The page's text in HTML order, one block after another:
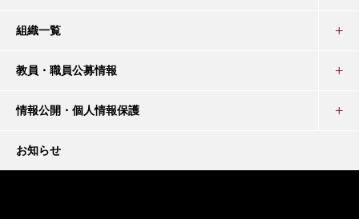
組織一覧
教員・職員公募情報
情報公開・個人情報保護
お知らせ